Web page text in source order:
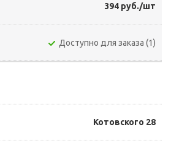
394 руб./шт
Доступно для заказа (1)
Котовского 28